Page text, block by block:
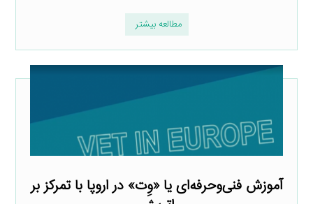
مطالعه بیشتر
آموزش فنی‌وحرفه‌ای یا «وِت» در اروپا با تمرکز بر